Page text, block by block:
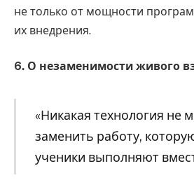
не только от мощности
их внедрения.
6. О незаменимости живого
«Никакая технология не
заменить работу,
ученики выполняют